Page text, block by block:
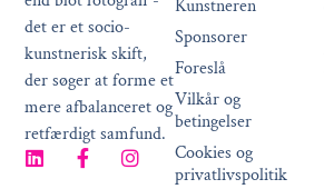
det er et socio-
kunstnerisk skift,
der søger at forme et
mere afbalanceret og
retfærdigt samfund.
Kunstneren
Sponsorer
Foreslå
Vilkår og
betingelser
Cookies og
privatlivspolitik